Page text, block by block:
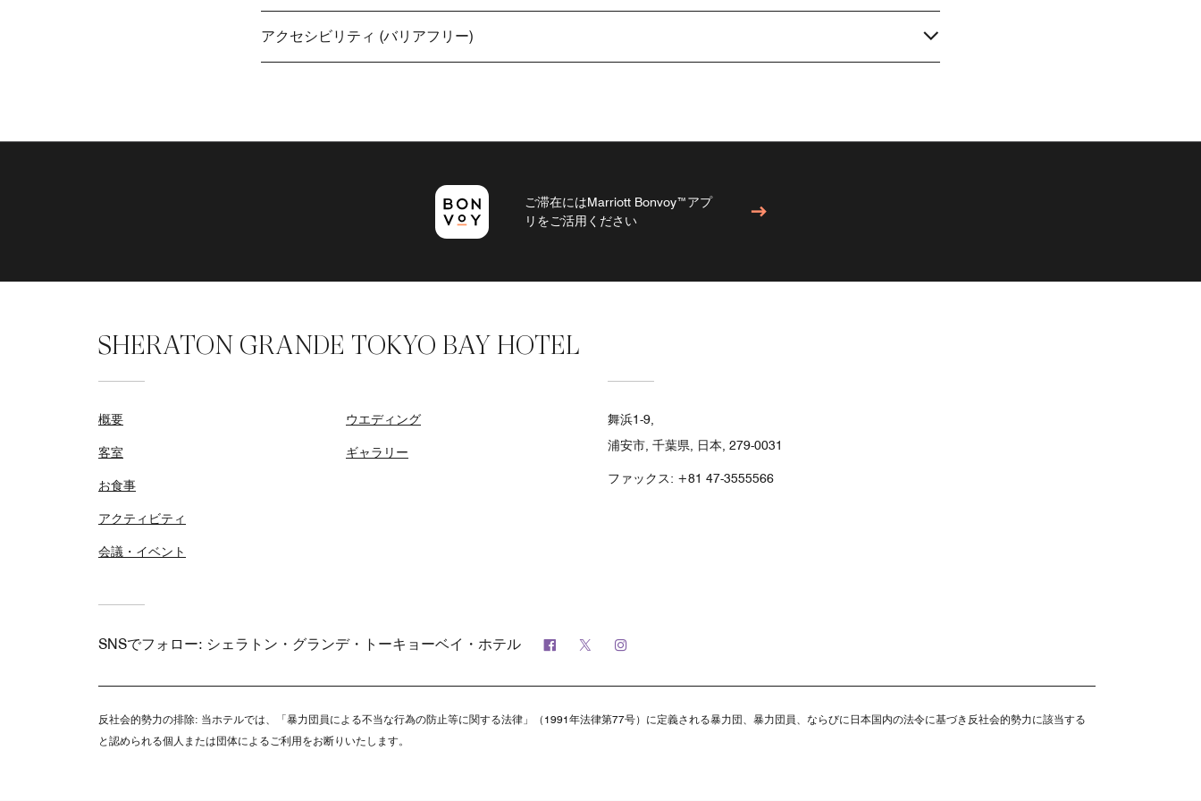
アクセシビリティ (バリアフリー)
ご滞在にはMarriott Bonvoy™アプ
リをご活用ください
SHERATON GRANDE TOKYO BAY HOTEL
概要
客室
お食事
アクティビティ
会議・イベント
ウエディング
ギャラリー
舞浜1-9,
浦安市, 千葉県, 日本, 279-0031
ファックス: +81 47-3555566
SNSでフォロー: シェラトン・グランデ・トーキョーベイ・ホテル Facebook
Twitter
反社会的勢力の排除: 当ホテルでは、「暴力団員による不当な行為の防止等に関する法律」（1991年法律第77号）に定義される暴力団、暴力団員、ならびに日本国内の法令に基づき反社会的勢力に該当する
と認められる個人または団体によるご利用をお断りいたします。